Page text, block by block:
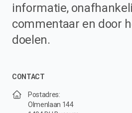
informatie,
commentaar en door
doelen.
CONTACT
Postadres:
Olmenlaan 144